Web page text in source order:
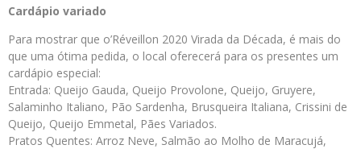
Cardápio variado
Para mostrar que o’Réveillon 2020 Virada da Década, é mais do
que uma ótima pedida, o local oferecerá para os presentes um
cardápio especial:
Entrada: Queijo Gauda, Queijo Provolone, Queijo, Gruyere,
Salaminho Italiano, Pão Sardenha, Brusqueira Italiana, Crissini de
Queijo, Queijo Emmetal, Pães Variados.
Pratos Quentes: Arroz Neve, Salmão ao Molho de Maracujá,